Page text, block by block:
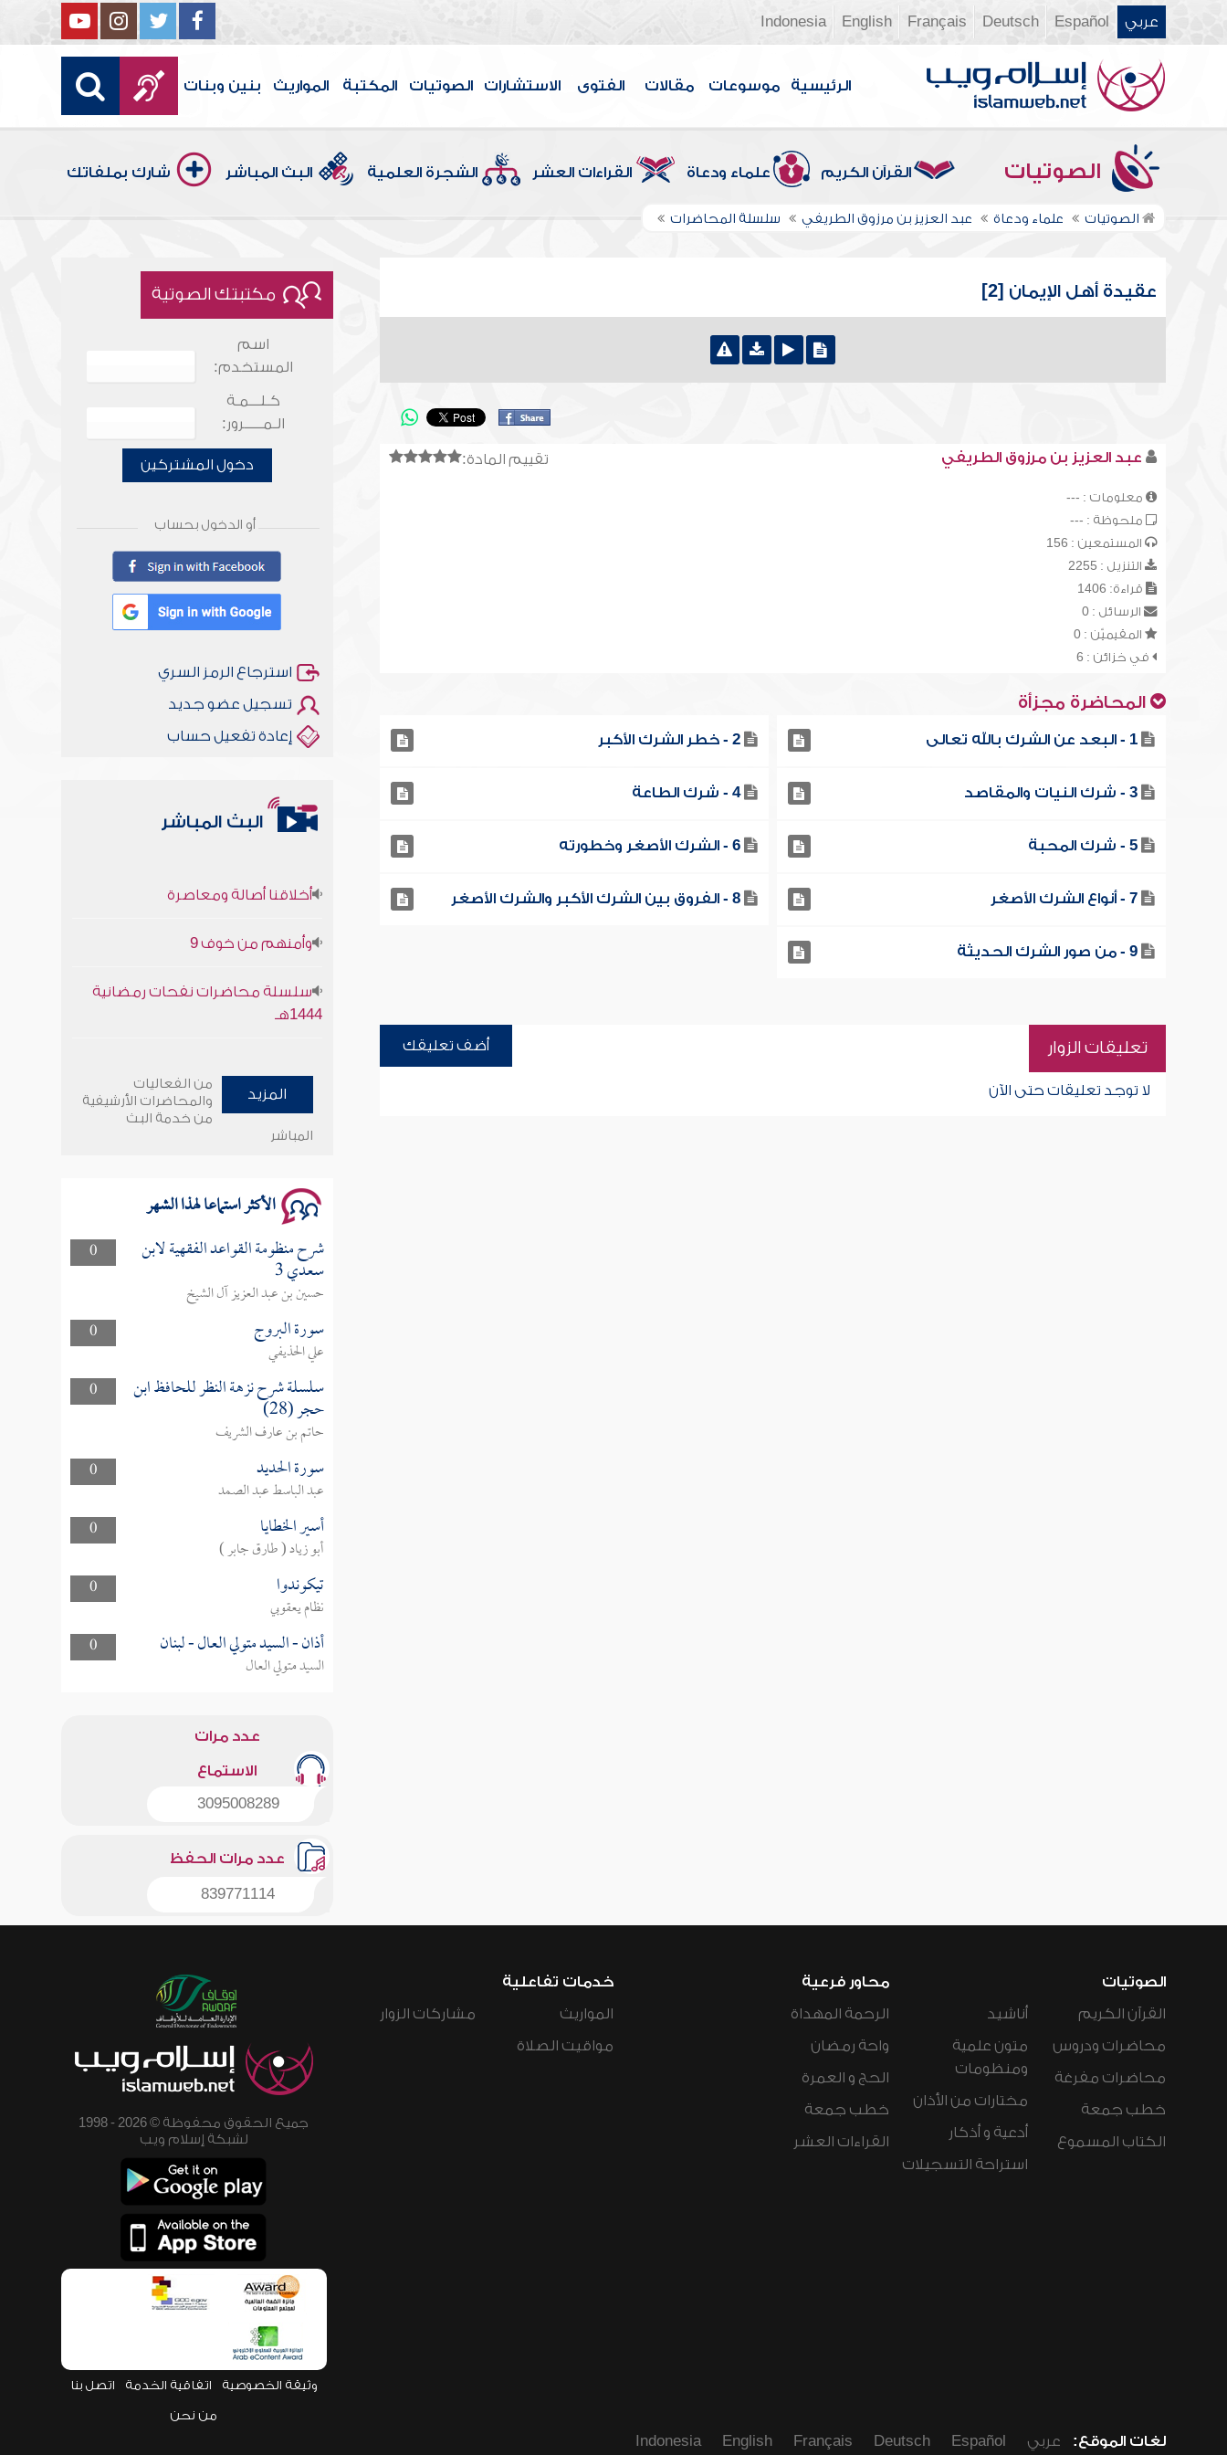
عربي Español
Deutsch
Français
English
Indonesia
الرئيسية موسوعات مقالات الفتوى الاستشارات الصوتيات المكتبة المواريث بنين وبنات
الصوتيات القرآن الكريم علماء ودعاة القراءات العشر الشجرة العلمية البث المباشر شارك بملفاتك
الصوتيات علماء ودعاة عبد العزيز بن مرزوق الطريفي سلسلة المحاضرات
عقيدة أهل الإيمان [2]
تقييم المادة: عبد العزيز بن مرزوق الطريفي
معلومات : ---
ملحوظة : ---
المستمعين : 156
التنزيل : 2255
قراءة: 1406
الرسائل : 0
المقيميّن : 0
في خزائن : 6
المحاضرة مجزأة
1 - البعد عن الشرك بالله تعالى 2 - خطر الشرك الأكبر
3 - شرك النيات والمقاصد 4 - شرك الطاعة
5 - شرك المحبة 6 - الشرك الأصغر وخطورته
7 - أنواع الشرك الأصغر 8 - الفروق بين الشرك الأكبر والشرك الأصغر
9 - من صور الشرك الحديثة
تعليقات الزوار أضف تعليقك
لا توجد تعليقات حتى الآن
مكتبتك الصوتية
اسم
المستخدم:
كـلـــمـة
الـمـــــرور:
دخول المشتركين
أو الدخول بحساب
استرجاع الرمز السري
تسجيل عضو جديد
إعادة تفعيل حساب
البث المباشر
1444هـ
وأمنهم من خوف 9
سلسلة محاضرات نفحات رمضانية
المزيد
من الفعاليات
والمحاضرات الأرشيفية
من خدمة البث
المباشر
الأكثر استماعا لهذا الشهر
0 شرح منظومة القواعد الفقهية لابن
سعدي 3
حسين بن عبد العزيز آل الشيخ
0
سورة البروج
علي الحذيفي
0
سلسلة شرح نزهة النظر للحافظ ابن
حجر (28)
حاتم بن عارف الشريف
0
سورة الحديد
عبد الباسط عبد الصمد
0
أسير الخطايا
أبو زياد ( طارق جابر )
0
تيكوندوا
نظام يعقوبي
0
أذان - السيد متولي العال - لبنان
السيد متولي العال
عدد مرات
الاستماع
3095008289
عدد مرات الحفظ
839771114
الصوتيات
القرآن الكريم
محاضرات ودروس
محاضرات مفرغة
خطب جمعة
الكتاب المسموع
أناشيد
متون علمية
ومنظومات
مختارات من الأذان
أدعية و أذكار
استراحة التسجيلات
محاور فرعية
الرحمة المهداة
واحة رمضان
الحج و العمرة
خطب جمعة
القراءات العشر
خدمات تفاعلية
المواريث
مواقيت الصلاة
مشاركات الزوار
جميع الحقوق محفوظة © 2026 - 1998
لشبكة إسلام ويب
وثيقة الخصوصية اتفاقية الخدمة اتصل بنا
من نحن
لغات الموقع: عربي Español
Deutsch
Français
English
Indonesia